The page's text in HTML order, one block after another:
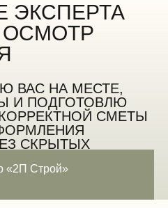
ЭКСПЕРТА
ОСМОТР
ВАС НА МЕСТЕ,
И ПОДГОТОВЛЮ
СМЕТЫ
СКРЫТЫХ
«2П Строй»